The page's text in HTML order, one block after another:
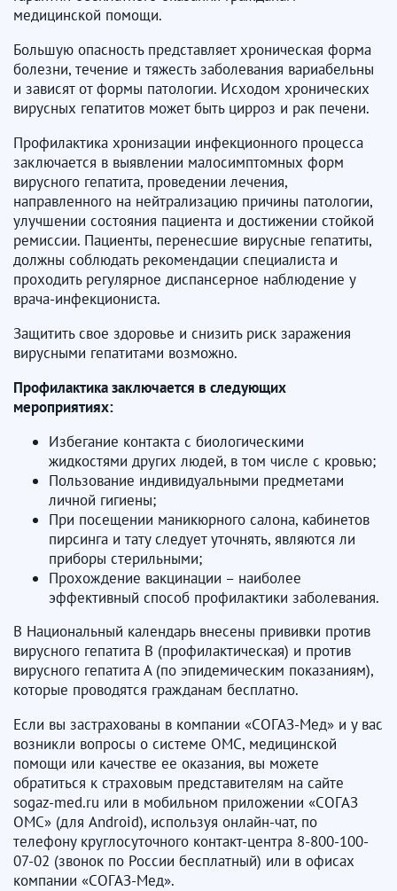
медицинской помощи.
Большую опасность представляет хроническая форма
болезни, течение и тяжесть заболевания вариабельны
и зависят от формы патологии. Исходом хронических
вирусных гепатитов может быть цирроз и рак печени.
Профилактика хронизации инфекционного процесса
заключается в выявлении малосимптомных форм
вирусного гепатита, проведении лечения,
направленного на нейтрализацию причины патологии,
улучшении состояния пациента и достижении стойкой
ремиссии. Пациенты, перенесшие вирусные гепатиты,
должны соблюдать рекомендации специалиста и
проходить регулярное диспансерное наблюдение у
врача-инфекциониста.
Защитить свое здоровье и снизить риск заражения
вирусными гепатитами возможно.
Профилактика заключается в следующих
мероприятиях:
Избегание контакта с биологическими
жидкостями других людей, в том числе с кровью;
Пользование индивидуальными предметами
личной гигиены;
При посещении маникюрного салона, кабинетов
пирсинга и тату следует уточнять, являются ли
приборы стерильными;
Прохождение вакцинации – наиболее
эффективный способ профилактики заболевания.
В Национальный календарь внесены прививки против
вирусного гепатита В (профилактическая) и против
вирусного гепатита А (по эпидемическим показаниям),
которые проводятся гражданам бесплатно.
Если вы застрахованы в компании «СОГАЗ-Мед» и у вас
возникли вопросы о системе ОМС, медицинской
помощи или качестве ее оказания, вы можете
обратиться к страховым представителям на сайте
sogaz-med.ru или в мобильном приложении «СОГАЗ
ОМС» (для Android), используя онлайн-чат, по
телефону круглосуточного контакт-центра 8-800-100-
07-02 (звонок по России бесплатный) или в офисах
компании «СОГАЗ-Мед».